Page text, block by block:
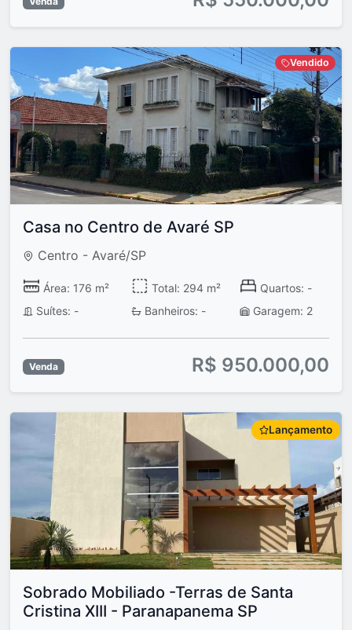
Vendido
Casa no Centro de Avaré SP
Centro - Avaré/SP
Área: 176 m² Total: 294 m²
Quartos: -
Suítes: -
Banheiros: - Garagem: 2
Venda R$ 950.000,00
Lançamento
Sobrado Mobiliado -Terras de Santa
Cristina XIII - Paranapanema SP